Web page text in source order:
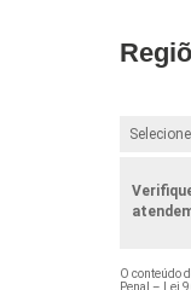
O conteúdo
Penal –
Lei